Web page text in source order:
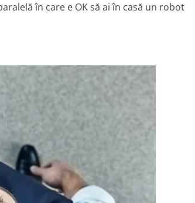
în care e OK să ai în casă un robot